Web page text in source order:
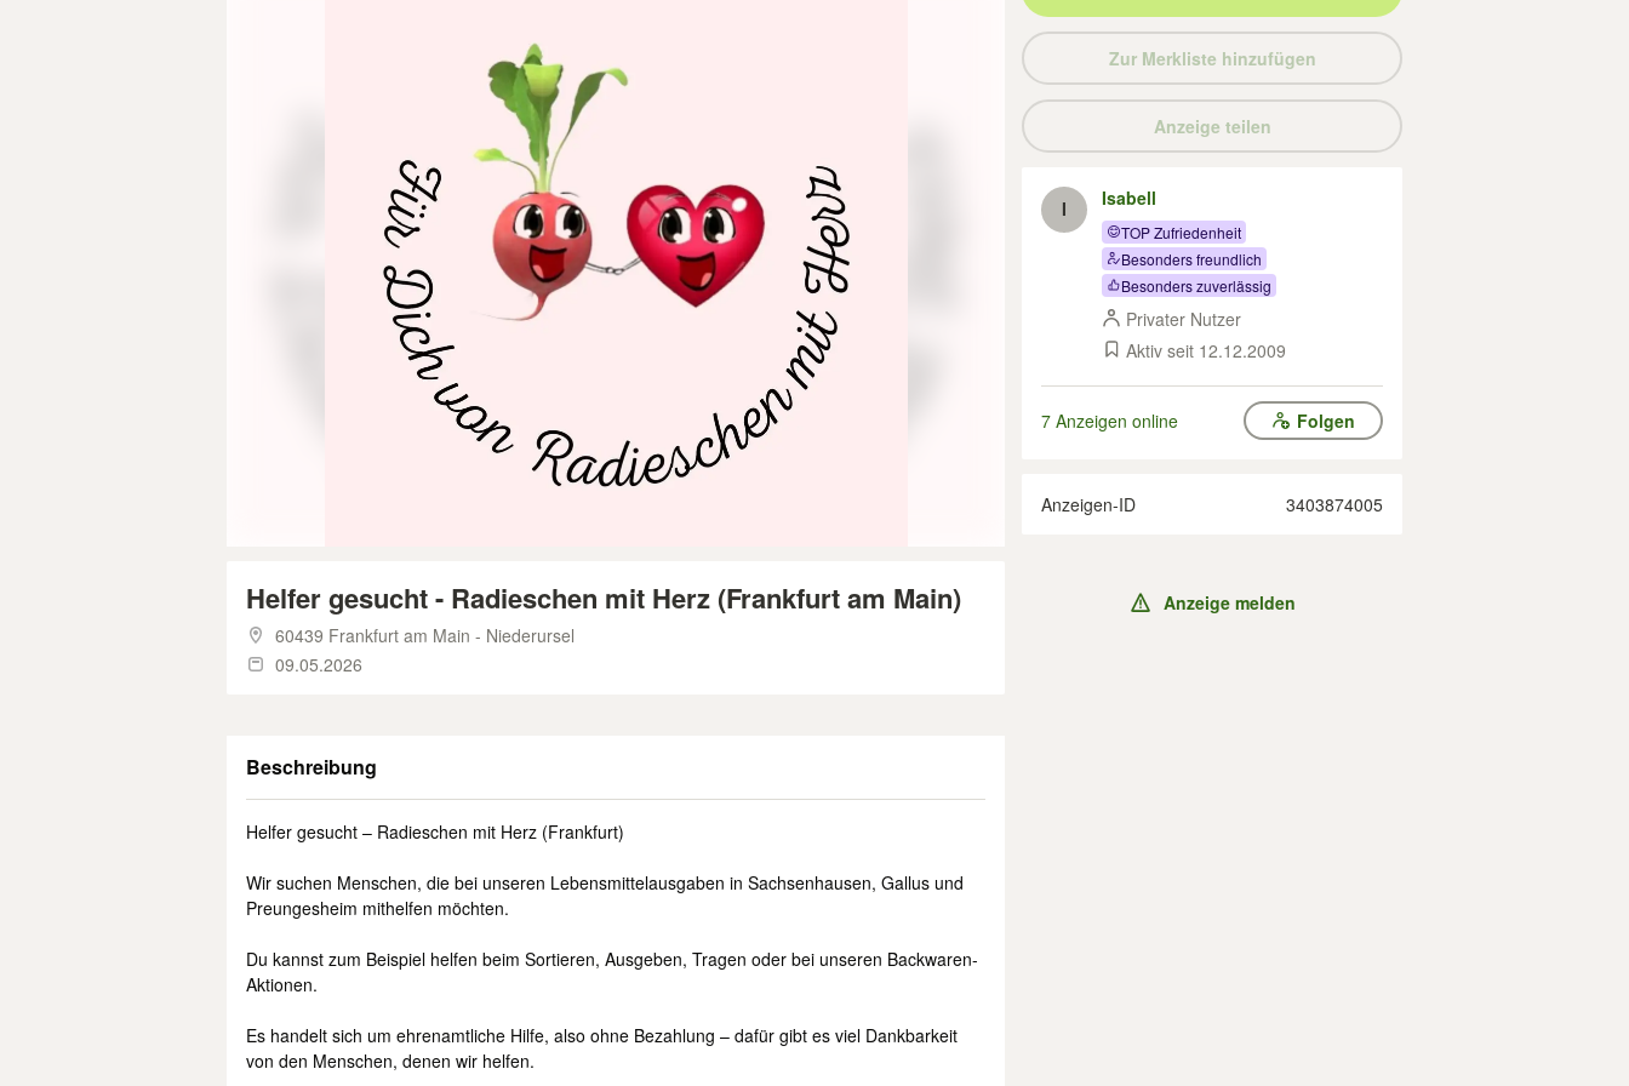
Helfer gesucht - Radieschen mit Herz (Frankfurt am Main)
60439 Frankfurt am Main - Niederursel
09.05.2026
Beschreibung
Helfer gesucht – Radieschen mit Herz (Frankfurt)
Wir suchen Menschen, die bei unseren Lebensmittelausgaben in Sachsenhausen, Gallus und
Preungesheim mithelfen möchten.
Du kannst zum Beispiel helfen beim Sortieren, Ausgeben, Tragen oder bei unseren Backwaren-
Aktionen.
Es handelt sich um ehrenamtliche Hilfe, also ohne Bezahlung – dafür gibt es viel Dankbarkeit
von den Menschen, denen wir helfen.
Zur Merkliste hinzufügen
Anzeige teilen
I Isabell
TOP Zufriedenheit
Besonders freundlich
Besonders zuverlässig
Privater Nutzer
Aktiv seit 12.12.2009
7 Anzeigen online Folgen
Anzeigen-ID 3403874005
Anzeige melden